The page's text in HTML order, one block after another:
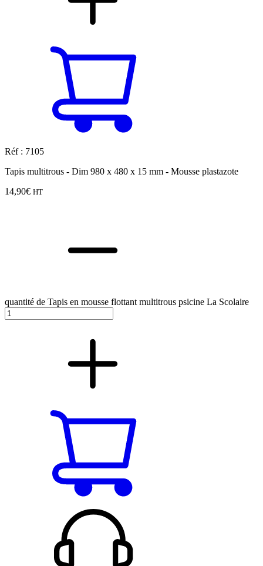
Réf : 7105
Tapis multitrous - Dim 980 x 480 x 15 mm - Mousse plastazote
14,90€ HT
quantité de Tapis en mousse flottant multitrous psicine La Scolaire